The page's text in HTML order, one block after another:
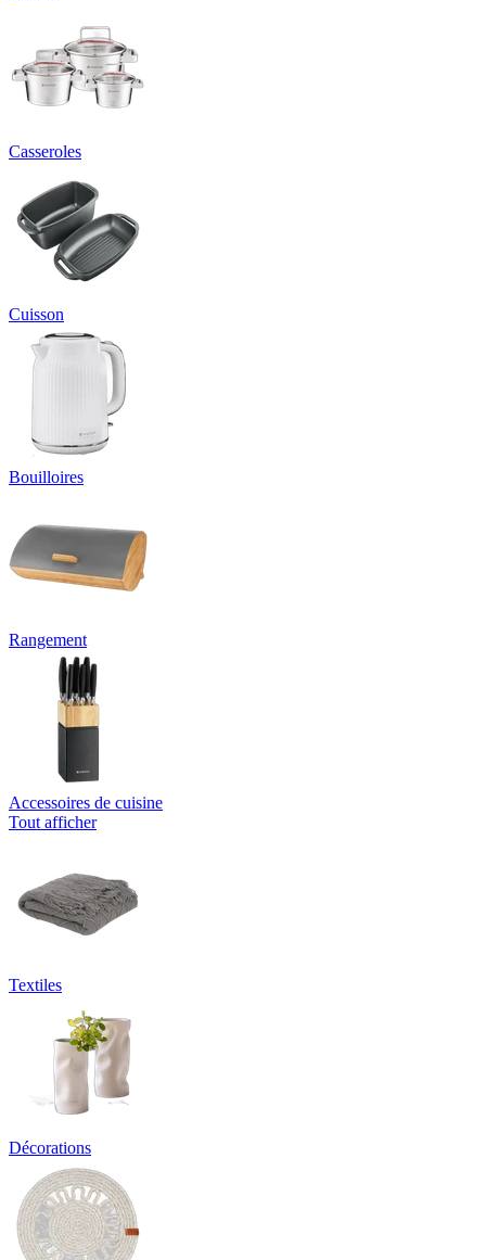
Casseroles
Cuisson
Bouilloires
Rangement
Accessoires de cuisine
Tout afficher
Textiles
Décorations